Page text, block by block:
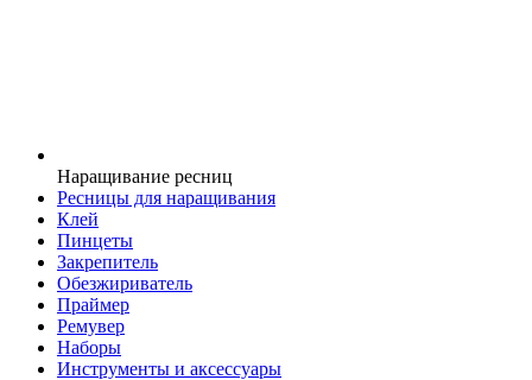
Наращивание ресниц
Ресницы для наращивания
Клей
Пинцеты
Закрепитель
Обезжириватель
Праймер
Ремувер
Наборы
Инструменты и аксессуары